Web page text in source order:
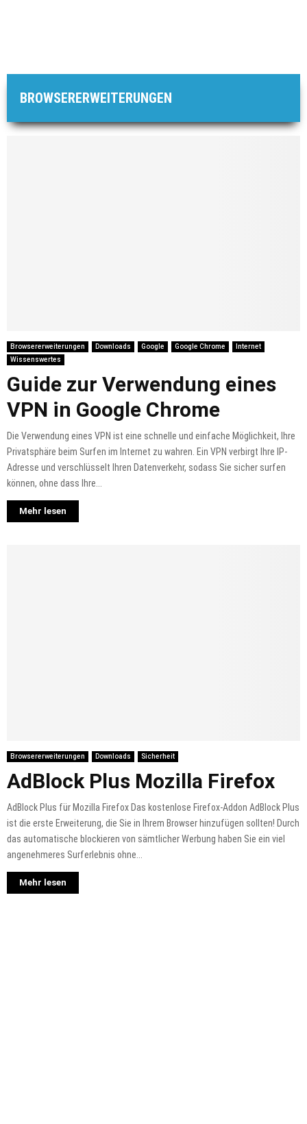
BROWSERERWEITERUNGEN
Browsererweiterungen Downloads Google Google Chrome
Internet
Wissenswertes
Guide zur Verwendung eines
VPN in Google Chrome
Die Verwendung eines VPN ist eine schnelle und einfache Möglichkeit, Ihre
Privatsphäre beim Surfen im Internet zu wahren. Ein VPN verbirgt Ihre IP-
Adresse und verschlüsselt Ihren Datenverkehr, sodass Sie sicher surfen
können, ohne dass Ihre...
Mehr lesen
Browsererweiterungen Downloads Sicherheit
AdBlock Plus Mozilla Firefox
AdBlock Plus für Mozilla Firefox Das kostenlose Firefox-Addon AdBlock Plus
ist die erste Erweiterung, die Sie in Ihrem Browser hinzufügen sollten! Durch
das automatische blockieren von sämtlicher Werbung haben Sie ein viel
angenehmeres Surferlebnis ohne...
Mehr lesen